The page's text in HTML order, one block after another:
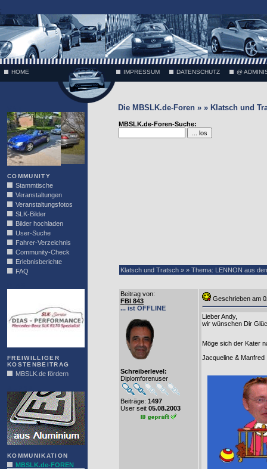
;
HOME IMPRESSUM DATENSCHUTZ @
COMMUNITY
Stammtische
Veranstaltungen
Veranstaltungsfotos
SLK-Bilder
Bilder hochladen
User-Suche
Fahrer-Verzeichnis
Community-Check
Erlebnisberichte
FAQ
FREIWILLIGER
KOSTENBEITRAG
MBSLK.de fördern
KOMMUNIKATION
MBSLK.de-FOREN
Die MBSLK.de-Foren » » Klatsch und
MBSLK.de-Foren-Suche:
Klatsch und Tratsch » » Thema: LENNON aus
Beitrag von:
FBI 843
... ist OFFLINE
Schreiberlevel:
Diplomforenuser
Beiträge: 1497
User seit 05.08.2003
Geschrieben am
Lieber Andy,
wir wünschen Dir
Möge sich der Kater
Jacqueline & Manfred